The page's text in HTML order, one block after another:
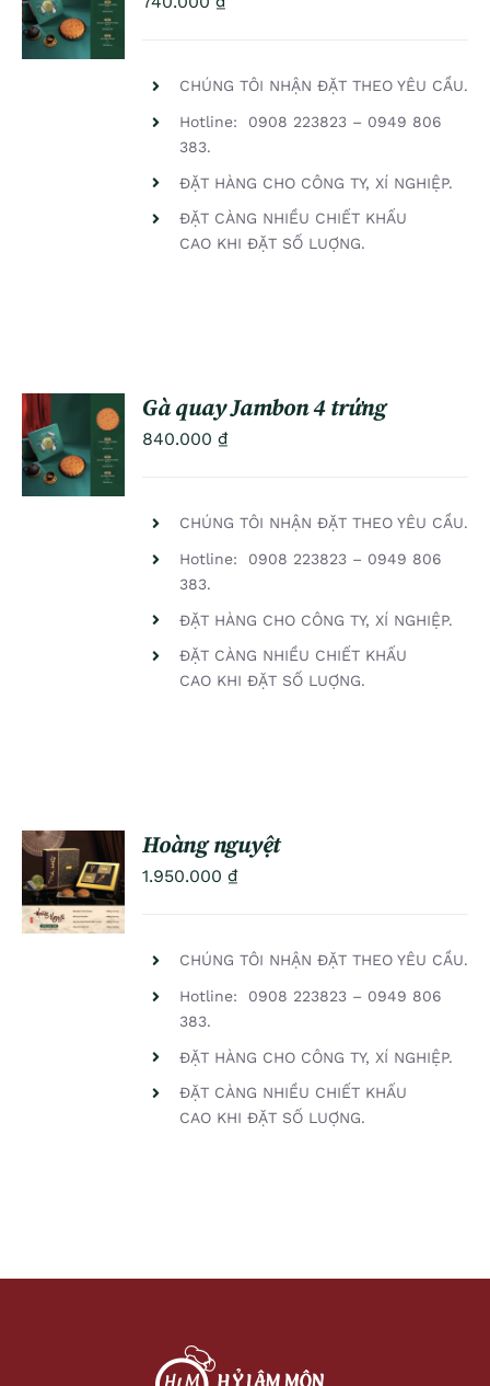
/
DETAILS
CHÚNG TÔI NHẬN ĐẶT THEO YÊU CẦU.
Hotline: 0908 223823 – 0949 806
383.
ĐẶT HÀNG CHO CÔNG TY, XÍ NGHIỆP.
ĐẶT CÀNG NHIỀU CHIẾT KHẤU
CAO KHI ĐẶT SỐ LUỢNG.
ADD TO
CART
/
DETAILS
Gà quay Jambon 4 trứng
840.000₫
CHÚNG TÔI NHẬN ĐẶT THEO YÊU CẦU.
Hotline: 0908 223823 – 0949 806
383.
ĐẶT HÀNG CHO CÔNG TY, XÍ NGHIỆP.
ĐẶT CÀNG NHIỀU CHIẾT KHẤU
CAO KHI ĐẶT SỐ LUỢNG.
ADD TO
CART
/
DETAILS
Hoàng nguyệt
1.950.000₫
CHÚNG TÔI NHẬN ĐẶT THEO YÊU CẦU.
Hotline: 0908 223823 – 0949 806
383.
ĐẶT HÀNG CHO CÔNG TY, XÍ NGHIỆP.
ĐẶT CÀNG NHIỀU CHIẾT KHẤU
CAO KHI ĐẶT SỐ LUỢNG.